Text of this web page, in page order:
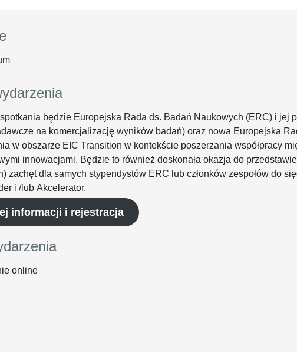
będzie Europejska Rada ds. Badań Naukowych (ERC) i jej
na komercjalizację wyników badań) oraz nowa Europejska
w obszarze EIC Transition w kontekście poszerzania współpracy
innowacjami. Będzie to również doskonała okazja do
zachęt dla samych stypendystów ERC lub członków zespołów do
i /lub Akcelerator.
informacji i rejestracja
online